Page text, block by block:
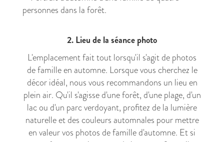
2. Lieu de la séance photo
L'emplacement fait tout lorsqu'il s'agit de photos
de famille en automne. Lorsque vous cherchez le
décor idéal, nous vous recommandons un lieu en
plein air. Qu'il s'agisse d'une forêt, d'une plage, d'un
lac ou d'un parc verdoyant, profitez de la lumière
naturelle et des couleurs automnales pour mettre
en valeur vos photos de famille d'automne. Et si